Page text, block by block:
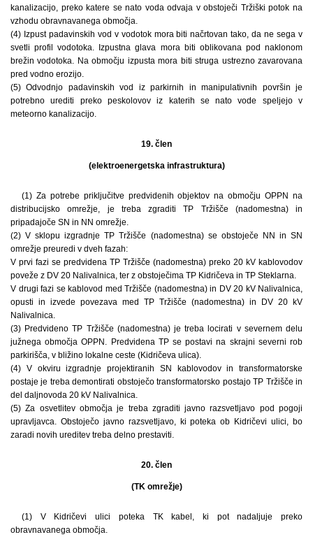
kanalizacijo, preko katere se nato voda odvaja v obstoječi Tržiški potok na
vzhodu obravnavanega območja.
(4) Izpust padavinskih vod v vodotok mora biti načrtovan tako, da ne sega v
svetli profil vodotoka. Izpustna glava mora biti oblikovana pod naklonom
brežin vodotoka. Na območju izpusta mora biti struga ustrezno zavarovana
pred vodno erozijo.
(5) Odvodnjo padavinskih vod iz parkirnih in manipulativnih površin je
potrebno urediti preko peskolovov iz katerih se nato vode speljejo v
meteorno kanalizacijo.
19. člen
(elektroenergetska infrastruktura)
(1) Za potrebe priključitve predvidenih objektov na območju OPPN na
distribucijsko omrežje, je treba zgraditi TP Tržišče (nadomestna) in
pripadajoče SN in NN omrežje.
(2) V sklopu izgradnje TP Tržišče (nadomestna) se obstoječe NN in SN
omrežje preuredi v dveh fazah:
V prvi fazi se predvidena TP Tržišče (nadomestna) preko 20 kV kablovodov
poveže z DV 20 Nalivalnica, ter z obstoječima TP Kidričeva in TP Steklarna.
V drugi fazi se kablovod med Tržišče (nadomestna) in DV 20 kV Nalivalnica,
opusti in izvede povezava med TP Tržišče (nadomestna) in DV 20 kV
Nalivalnica.
(3) Predvideno TP Tržišče (nadomestna) je treba locirati v severnem delu
južnega območja OPPN. Predvidena TP se postavi na skrajni severni rob
parkirišča, v bližino lokalne ceste (Kidričeva ulica).
(4) V okviru izgradnje projektiranih SN kablovodov in transformatorske
postaje je treba demontirati obstoječo transformatorsko postajo TP Tržišče in
del daljnovoda 20 kV Nalivalnica.
(5) Za osvetlitev območja je treba zgraditi javno razsvetljavo pod pogoji
upravljavca. Obstoječo javno razsvetljavo, ki poteka ob Kidričevi ulici, bo
zaradi novih ureditev treba delno prestaviti.
20. člen
(TK omrežje)
(1) V Kidričevi ulici poteka TK kabel, ki pot nadaljuje preko
obravnavanega območja.